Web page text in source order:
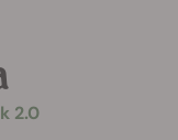
2.0